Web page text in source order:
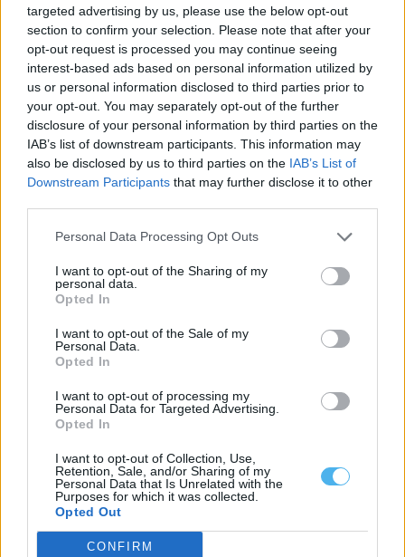
targeted advertising by us, please use the below opt-out
section to confirm your selection. Please note that after your
opt-out request is processed you may continue seeing
interest-based ads based on personal information utilized by
us or personal information disclosed to third parties prior to
your opt-out. You may separately opt-out of the further
disclosure of your personal information by third parties on the
IAB’s list of downstream participants. This information may
also be disclosed by us to third parties on the IAB’s List of
Downstream Participants that may further disclose it to other
Personal Data Processing Opt Outs
I want to opt-out of the Sharing of my
personal data.
Opted In
I want to opt-out of the Sale of my
Personal Data.
Opted In
I want to opt-out of processing my
Personal Data for Targeted Advertising.
Opted In
I want to opt-out of Collection, Use,
Retention, Sale, and/or Sharing of my
Personal Data that Is Unrelated with the
Purposes for which it was collected.
Opted Out
CONFIRM
As estradas de Portalegre onde o mau tempo derrubou muros
vão ser intervencionadas
O Município de Portalegre abriu um concurso público, com um
preço base de 103.593,89...
6 Agosto, 2026 - 11:54
Desemprego no Alentejo diminuiu 22,5% no primeiro semestre
de 2026: conheça os dados por concelho
O número de desempregados inscritos nos centros de emprego
dos 47 concelhos do Alentejo...
6 Agosto, 2026 - 11:21